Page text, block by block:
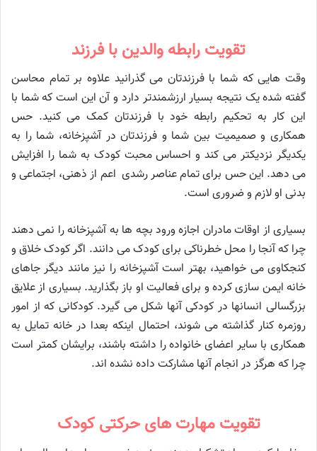
تقویت رابطه والدین با فرزند
وقت هایی که شما با فرزندتان می گذرانید علاوه بر تمام محاسن
گفته شده یک نتیجه بسیار ارزشمندتر دارد و آن این است که شما با
این کار به تحکیم رابطه خود با فرزندتان کمک می کنید. حس
همکاری و صمیمیت بین شما و فرزندتان در آشپزخانه، شما را به
یکدیگر نزدیکتر می کند و احساس محبت کودک به شما را افزایش
می دهد. این حس برای تمام عناصر رشدی اعم از ذهنی، اجتماعی و
بدنی او لازم و ضروری است.
بسیاری از اوقات مادران اجازه ورود بچه ها به آشپزخانه را نمی دهند
چرا که آنجا را محل خطرناکی برای کودک می دانند. اگر کودک خلاق و
کنجکاوی می خواهید، بهتر است آشپزخانه را نیز مانند دیگر جاهای
خانه ایمن سازی کرده و برای فعالیت او باز بگذارید. بسیاری از علایق
بزرگسالی انسانها در کودکی آنها شکل می گیرد. کودکانی که از امور
روزمره کنار گذاشته می شوند، احتمال اینکه بعدا در خانه تمایل به
همکاری با سایر اعضای خانواده را داشته باشند، برایشان کمتر است
چرا که هرگز در انجام آنها مشارکت داده نشده اند.
تقویتمهارت های حرکتیکودک